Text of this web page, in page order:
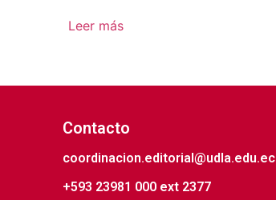
Leer más
Contacto
coordinacion.editorial@udla.edu.ec
+593 23981 000 ext 2377